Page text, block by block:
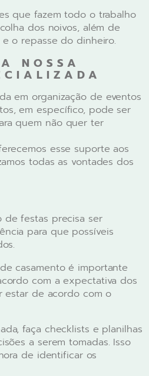
que fazem todo o trabalho
dos noivos, além de
o repasse do dinheiro.
NOSSA
em organização de eventos
em específico, pode ser
quem não quer ter
esse suporte aos
todas as vontades dos
de festas precisa ser
para que possíveis
casamento é importante
com a expectativa dos
estar de acordo com o
faça checklists e planilhas
a serem tomadas. Isso
de identificar os